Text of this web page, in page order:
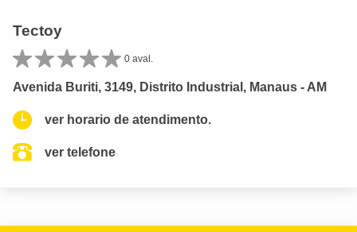
Tectoy
0 aval.
Avenida Buriti, 3149, Distrito Industrial, Manaus - AM
ver horario de atendimento.
ver telefone